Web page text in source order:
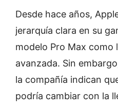
Desde hace años,
jerarquía clara en su
modelo Pro Max como
avanzada. Sin
la compañía indican
podría cambiar con la